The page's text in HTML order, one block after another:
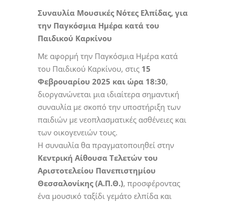
Συναυλία Μουσικές Νότες Ελπίδας, για
την Παγκόσμια Ημέρα κατά του
Παιδικού Καρκίνου
Με αφορμή την Παγκόσμια Ημέρα κατά
του Παιδικού Καρκίνου, στις 15
Φεβρουαρίου 2025 και ώρα 18:30,
διοργανώνεται μια ιδιαίτερα σημαντική
συναυλία με σκοπό την υποστήριξη των
παιδιών με νεοπλασματικές ασθένειες και
των οικογενειών τους.
Η συναυλία θα πραγματοποιηθεί στην
Κεντρική Αίθουσα Τελετών του
Αριστοτελείου Πανεπιστημίου
Θεσσαλονίκης (Α.Π.Θ.), προσφέροντας
ένα μουσικό ταξίδι γεμάτο ελπίδα και